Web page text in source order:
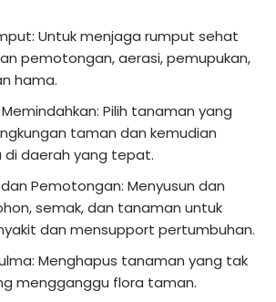
Untuk menjaga rumput sehat
pemotongan, aerasi, pemupukan,
hama.
Pilih tanaman yang
taman dan kemudian
daerah yang tepat.
Pemotongan: Menyusun dan
semak, dan tanaman untuk
dan mensupport pertumbuhan.
Menghapus tanaman yang tak
mengganggu flora taman.